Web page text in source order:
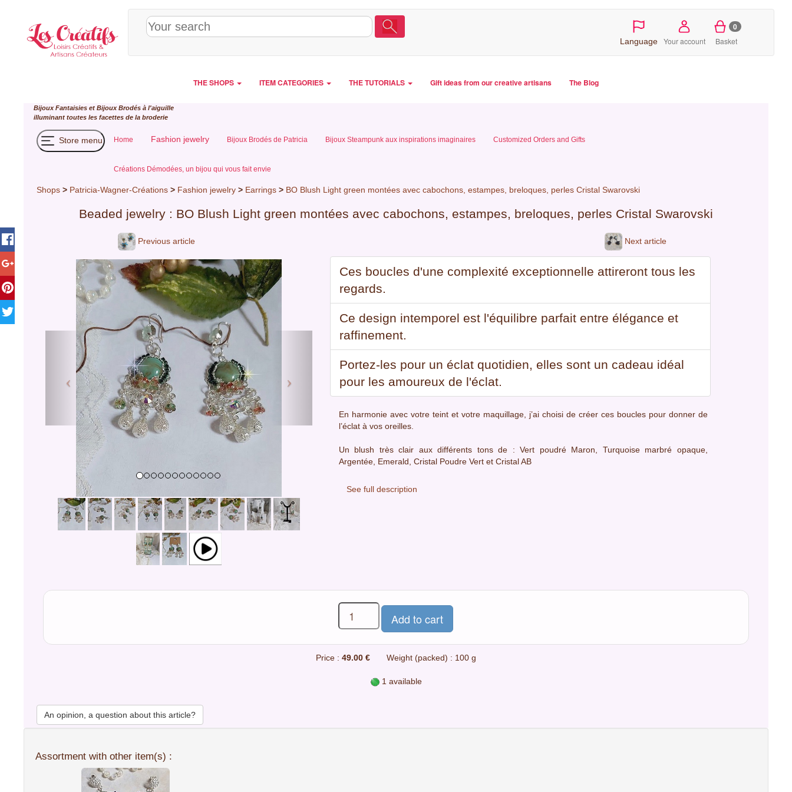
Language Your account
0
Basket
THE SHOPS ITEM CATEGORIES THE TUTORIALS Gift ideas from our creative artisans The Blog
Bijoux Fantaisies et Bijoux Brodés à l'aiguille
illuminant toutes les facettes de la broderie
Store menu Home Fashion jewelry Bijoux Brodés de Patricia Bijoux Steampunk aux inspirations imaginaires Customized Orders and Gifts
Créations Démodées, un bijou qui vous fait envie
Shops > Patricia-Wagner-Créations > Fashion jewelry > Earrings > BO Blush Light green montées avec cabochons, estampes, breloques, perles Cristal Swarovski
Beaded jewelry : BO Blush Light green montées avec cabochons, estampes, breloques, perles Cristal Swarovski
Previous article Next article
Previous
Ces boucles d'une complexité exceptionnelle attireront tous les
regards.
Ce design intemporel est l'équilibre parfait entre élégance et
raffinement.
Portez-les pour un éclat quotidien, elles sont un cadeau idéal
pour les amoureux de l'éclat.
En harmonie avec votre teint et votre maquillage, j’ai choisi de créer ces boucles pour donner de
l’éclat à vos oreilles.
Un blush très clair aux différents tons de : Vert poudré Maron, Turquoise marbré opaque,
Argentée, Emerald, Cristal Poudre Vert et Cristal AB
See full description
Price : 49.00 € Weight (packed) : 100 g
1 available
An opinion, a question about this article?
Assortment with other item(s) :